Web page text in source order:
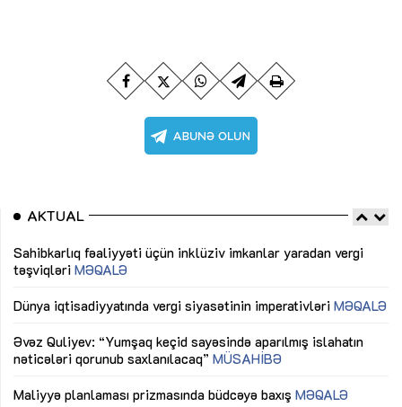
AKTUAL
Sahibkarlıq fəaliyyəti üçün inklüziv imkanlar yaradan vergi
təşviqləri MƏQALƏ
Dünya iqtisadiyyatında vergi siyasətinin imperativləri MƏQALƏ
Əvəz Quliyev: “Yumşaq keçid sayəsində aparılmış islahatın
nəticələri qorunub saxlanılacaq” MÜSAHİBƏ
Maliyyə planlaması prizmasında büdcəyə baxış MƏQALƏ